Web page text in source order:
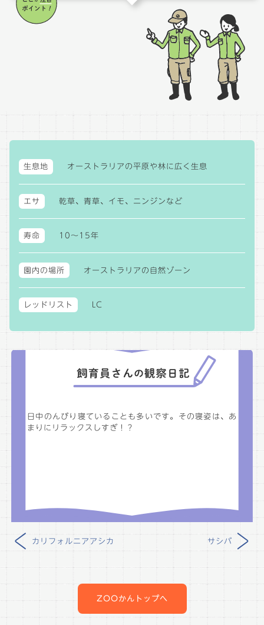
生息地 オーストラリアの平原や林に広く生息
エサ 乾草、青草、イモ、ニンジンなど
寿命 10～15年
園内の場所 オーストラリアの自然ゾーン
レッドリスト LC
日中のんびり寝ていることも多いです。その寝姿は、あ
まりにリラックスしすぎ！？
ビ
< カリフォルニアアシカ サシバ >
ZOOかんトップへ